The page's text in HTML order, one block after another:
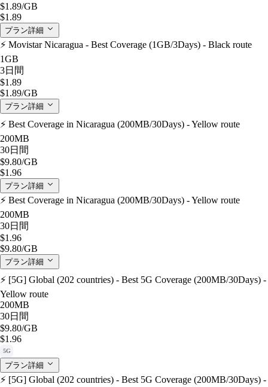
$1.89/GB
$1.89
プラン詳細
⚡️ Movistar Nicaragua - Best Coverage (1GB/3Days) - Black route
1GB
3日間
$1.89
$1.89/GB
プラン詳細
⚡️ Best Coverage in Nicaragua (200MB/30Days) - Yellow route
200MB
30日間
$9.80/GB
$1.96
プラン詳細
⚡️ Best Coverage in Nicaragua (200MB/30Days) - Yellow route
200MB
30日間
$1.96
$9.80/GB
プラン詳細
⚡️ [5G] Global (202 countries) - Best 5G Coverage (200MB/30Days) -
Yellow route
200MB
30日間
$9.80/GB
$1.96
5G
プラン詳細
⚡️ [5G] Global (202 countries) - Best 5G Coverage (200MB/30Days) -